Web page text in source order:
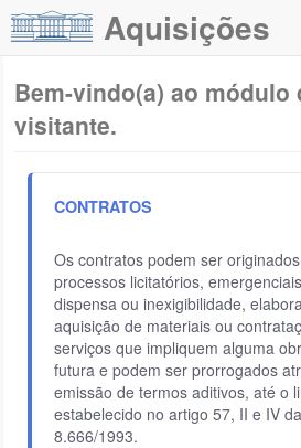
Aquisições
Bem-vindo(a) ao módulo
visitante.
CONTRATOS
Os contratos podem ser
processos licitatórios,
dispensa ou inexigibilidade,
aquisição de materiais ou
serviços que impliquem alguma
futura e podem ser prorrogados
emissão de termos aditivos, até o
estabelecido no artigo 57, II e IV
8.666/1993.